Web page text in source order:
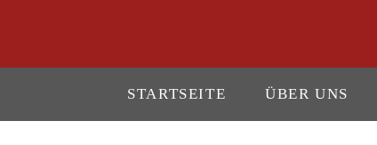
STARTSEITE ÜBER UNS